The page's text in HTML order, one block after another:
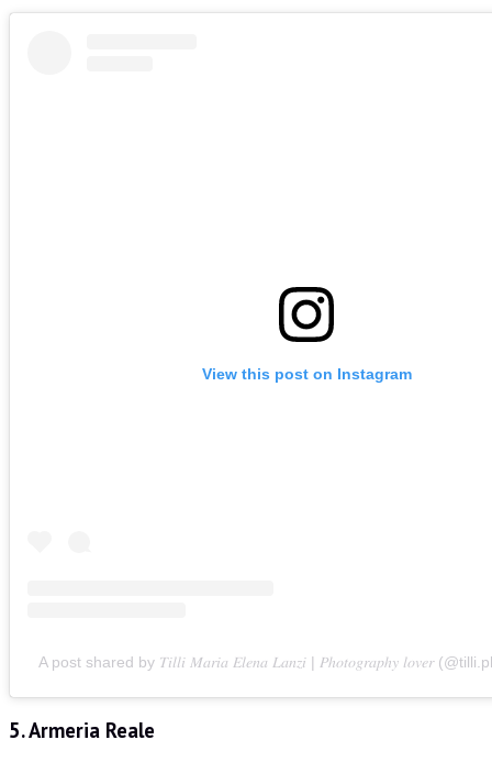
View this post on Instagram
A post shared by 𝑇𝑖𝑙𝑙𝑖 𝑀𝑎𝑟𝑖𝑎 𝐸𝑙𝑒𝑛𝑎 𝐿𝑎𝑛𝑧𝑖 | 𝑃ℎ𝑜𝑡𝑜𝑔𝑟𝑎𝑝ℎ𝑦 𝑙𝑜𝑣𝑒𝑟
5. Armeria Reale